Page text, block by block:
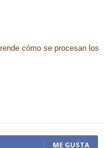
cómo se procesan los
ME GUSTA